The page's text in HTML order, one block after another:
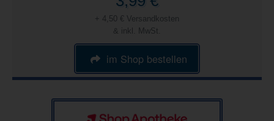
+ 4,50 € Versandkosten
& inkl. MwSt.
im Shop bestellen